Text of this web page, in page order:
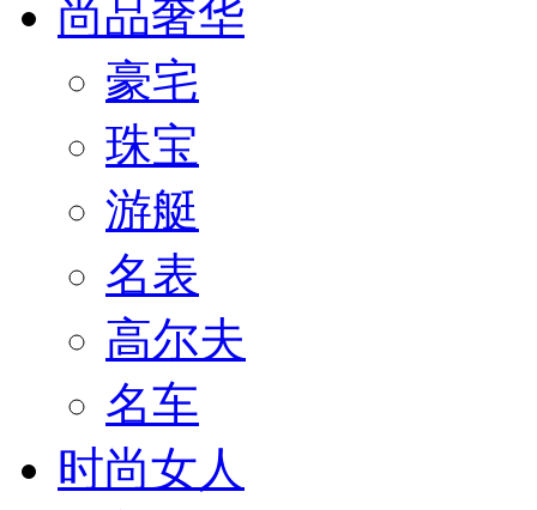
尚品奢华
豪宅
珠宝
游艇
名表
高尔夫
名车
时尚女人